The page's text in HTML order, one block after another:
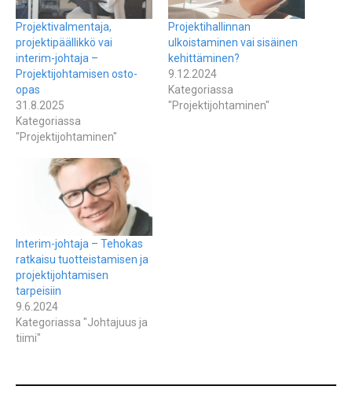
Projektivalmentaja,
projektipäällikkö vai
interim-johtaja –
Projektijohtamisen osto-
opas
31.8.2025
Kategoriassa
"Projektijohtaminen"
Projektihallinnan
ulkoistaminen vai sisäinen
kehittäminen?
9.12.2024
Kategoriassa
"Projektijohtaminen"
Interim-johtaja – Tehokas
ratkaisu tuotteistamisen ja
projektijohtamisen
tarpeisiin
9.6.2024
Kategoriassa "Johtajuus ja
tiimi"